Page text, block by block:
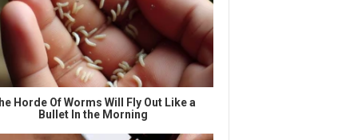
Horde Of Worms Will Fly Out Like a
Bullet In the Morning